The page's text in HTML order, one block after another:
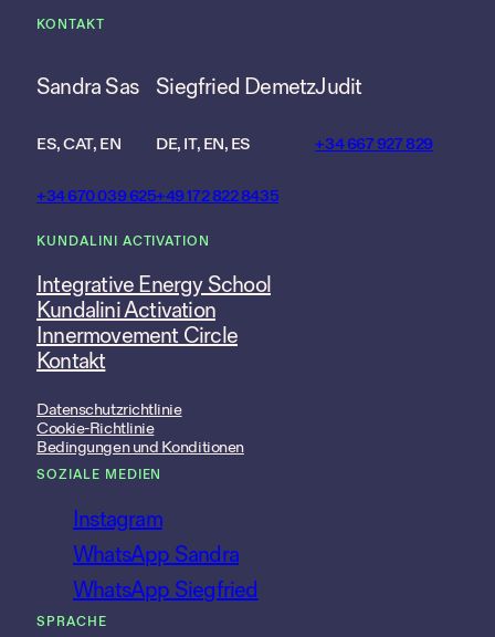
KONTAKT
Sandra Sas
ES, CAT, EN
+34 670 039 625
Siegfried Demetz
DE, IT, EN, ES
+49 172 822 8435
Judit
+34 667 927 829
KUNDALINI ACTIVATION
Integrative Energy School
Kundalini Activation
Innermovement Circle
Kontakt
Datenschutzrichtlinie
Cookie-Richtlinie
Bedingungen und Konditionen
SOZIALE MEDIEN
Instagram
WhatsApp Sandra
WhatsApp Siegfried
SPRACHE